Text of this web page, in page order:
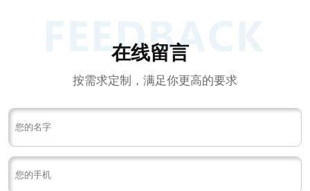
在线留言
按需求定制，满足你更高的要求